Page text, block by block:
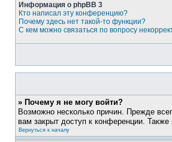
Информация о phpBB 3
Кто написал эту конференцию?
Почему здесь нет такой-то функции?
С кем можно связаться по вопросу
» Почему я не могу войти?
Возможно несколько причин. Прежде
вам закрыт доступ к конференции.
Вернуться к началу